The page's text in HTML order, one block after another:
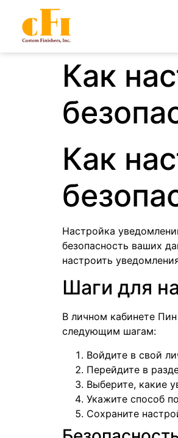
Как
Как
Настройка
безопасность ваших
настроить
Шаги для
В личном кабинете
следующим шагам:
Войдите в свой
Перейдите в
Выберите, какие
Укажите способ
Сохраните